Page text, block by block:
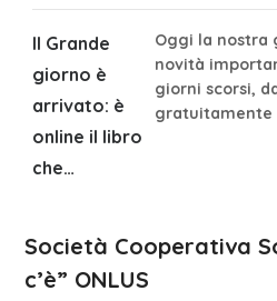
Il Grande
giorno è
arrivato: è
online il libro
che…
Oggi la nostra
novità
giorni scorsi,
gratuitamente
Società Cooperativa
c’è” ONLUS